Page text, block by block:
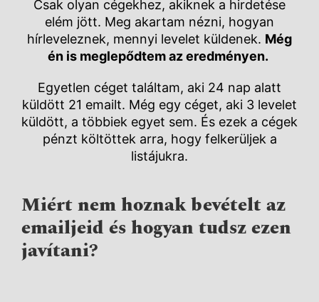
Miért nem hoznak bevételt az
emailjeid és hogyan tudsz ezen
javítani?
Csak olyan cégekhez, akiknek a hirdetése
elém jött. Meg akartam nézni, hogyan
hírleveleznek, mennyi levelet küldenek. Még
én is meglepődtem az eredményen.
Egyetlen céget találtam, aki 24 nap alatt
küldött 21 emailt. Még egy céget, aki 3 levelet
küldött, a többiek egyet sem. És ezek a cégek
pénzt költöttek arra, hogy felkerüljek a
listájukra.